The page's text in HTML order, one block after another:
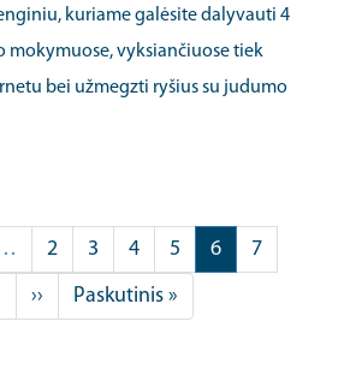
kuriame galėsite dalyvauti 4
mokymuose, vyksiančiuose tiek
bei užmegzti ryšius su judumo
Puslapis
2 Puslapis
3 Puslapis
4 Puslapis
5
Current
page
6 Puslapis
7
Next
page
››
Last
page
Paskutinis »